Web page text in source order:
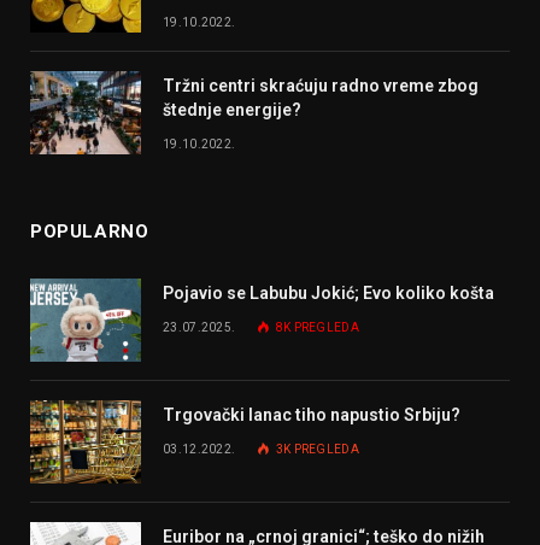
19.10.2022.
Tržni centri skraćuju radno vreme zbog
štednje energije?
19.10.2022.
POPULARNO
Pojavio se Labubu Jokić; Evo koliko košta
23.07.2025. 8K PREGLEDA
Trgovački lanac tiho napustio Srbiju?
03.12.2022. 3K PREGLEDA
Euribor na „crnoj granici“; teško do nižih